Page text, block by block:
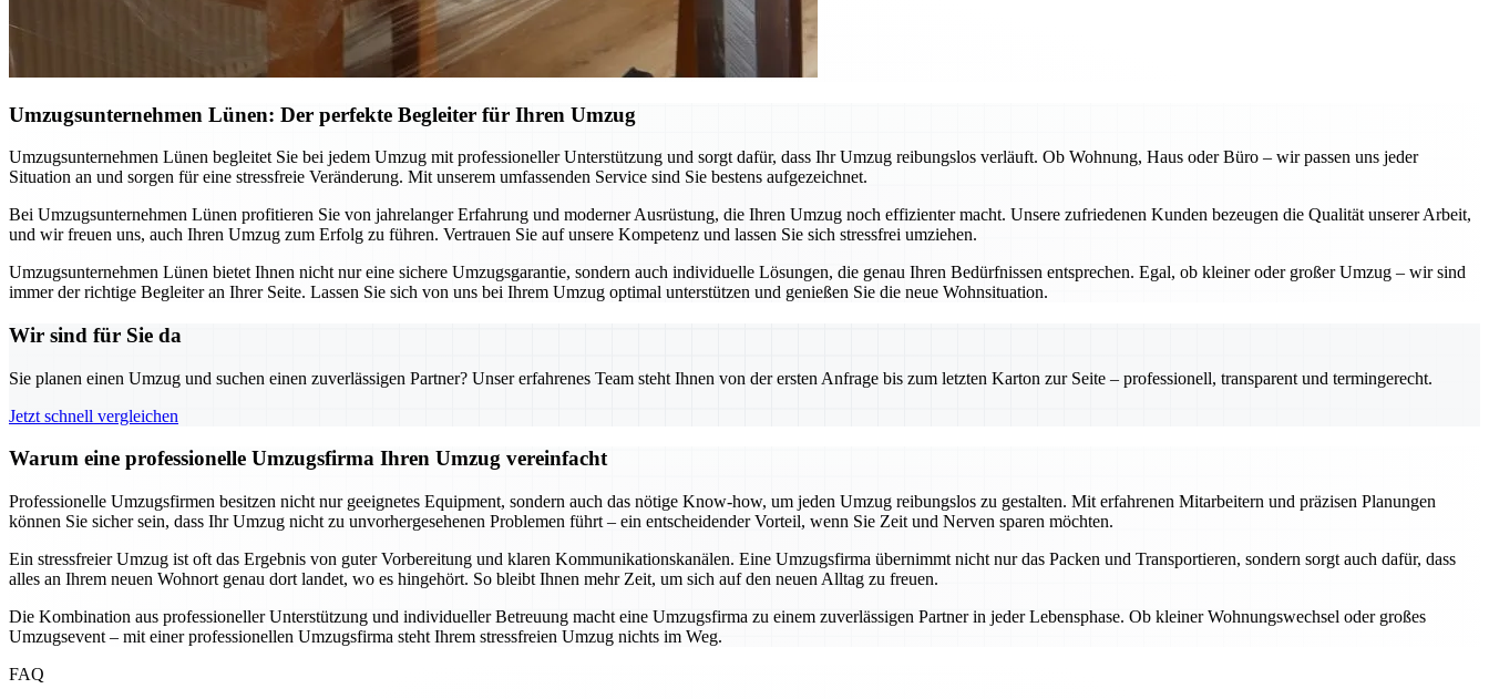
Umzugsunternehmen Lünen: Der perfekte Begleiter für Ihren Umzug
Umzugsunternehmen Lünen begleitet Sie bei jedem Umzug mit professioneller Unterstützung und sorgt dafür, dass Ihr Umzug reibungslos verläuft. Ob Wohnung, Haus oder Büro – wir passen uns jeder
Situation an und sorgen für eine stressfreie Veränderung. Mit unserem umfassenden Service sind Sie bestens aufgezeichnet.
Bei Umzugsunternehmen Lünen profitieren Sie von jahrelanger Erfahrung und moderner Ausrüstung, die Ihren Umzug noch effizienter macht. Unsere zufriedenen Kunden bezeugen die Qualität unserer Arbeit,
und wir freuen uns, auch Ihren Umzug zum Erfolg zu führen. Vertrauen Sie auf unsere Kompetenz und lassen Sie sich stressfrei umziehen.
Umzugsunternehmen Lünen bietet Ihnen nicht nur eine sichere Umzugsgarantie, sondern auch individuelle Lösungen, die genau Ihren Bedürfnissen entsprechen. Egal, ob kleiner oder großer Umzug – wir sind
immer der richtige Begleiter an Ihrer Seite. Lassen Sie sich von uns bei Ihrem Umzug optimal unterstützen und genießen Sie die neue Wohnsituation.
Wir sind für Sie da
Sie planen einen Umzug und suchen einen zuverlässigen Partner? Unser erfahrenes Team steht Ihnen von der ersten Anfrage bis zum letzten Karton zur Seite – professionell, transparent und termingerecht.
Jetzt schnell vergleichen
Warum eine professionelle Umzugsfirma Ihren Umzug vereinfacht
Professionelle Umzugsfirmen besitzen nicht nur geeignetes Equipment, sondern auch das nötige Know-how, um jeden Umzug reibungslos zu gestalten. Mit erfahrenen Mitarbeitern und präzisen Planungen
können Sie sicher sein, dass Ihr Umzug nicht zu unvorhergesehenen Problemen führt – ein entscheidender Vorteil, wenn Sie Zeit und Nerven sparen möchten.
Ein stressfreier Umzug ist oft das Ergebnis von guter Vorbereitung und klaren Kommunikationskanälen. Eine Umzugsfirma übernimmt nicht nur das Packen und Transportieren, sondern sorgt auch dafür, dass
alles an Ihrem neuen Wohnort genau dort landet, wo es hingehört. So bleibt Ihnen mehr Zeit, um sich auf den neuen Alltag zu freuen.
Die Kombination aus professioneller Unterstützung und individueller Betreuung macht eine Umzugsfirma zu einem zuverlässigen Partner in jeder Lebensphase. Ob kleiner Wohnungswechsel oder großes
Umzugsevent – mit einer professionellen Umzugsfirma steht Ihrem stressfreien Umzug nichts im Weg.
FAQ